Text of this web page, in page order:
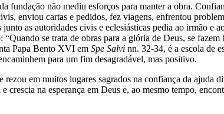
não mediu esforços para manter a obra.
enviou cartas e pedidos, fez viagens, enfrentou
as autoridades civis e eclesiásticas pedia ao irmão e
se trata de obras para a glória de Deus, se fazem
Papa Bento XVI em Spe Salvi nn. 32-34, é a escola de
para um fim desagradável, mas positivo.
em muitos lugares sagrados na confiança da ajuda
na esperança em Deus e, ao mesmo tempo,